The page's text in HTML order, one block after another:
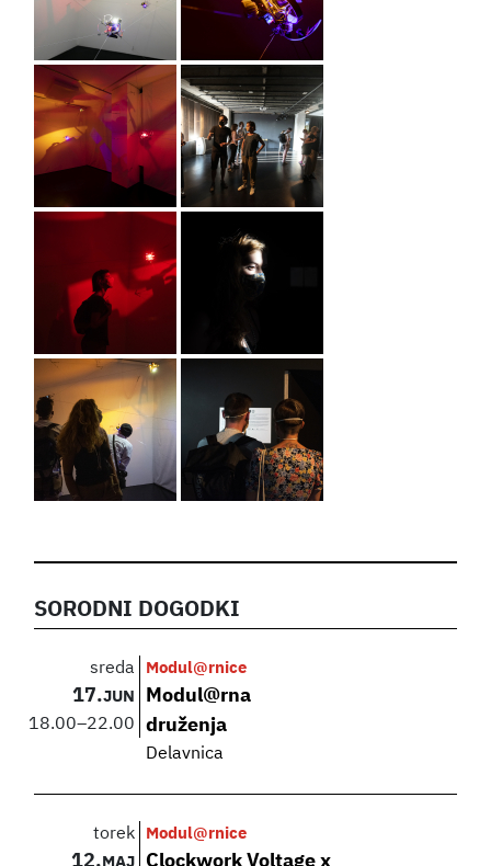
SORODNI DOGODKI
sreda
17.JUN
18.00–22.00
Modul@rnice
Modul@rna
druženja
Delavnica
torek
12. MAJ
Modul@rnice
Clockwork Voltage x